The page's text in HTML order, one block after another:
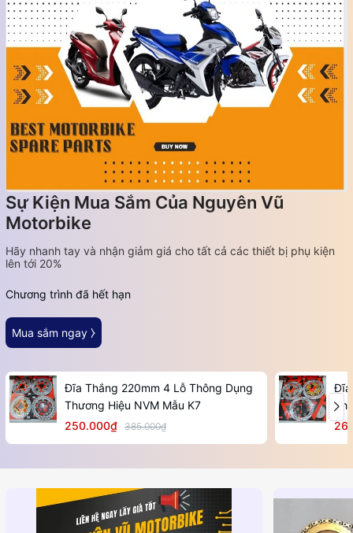
Sự Kiện Mua Sắm Của Nguyên Vũ
Motorbike
Hãy nhanh tay và nhận giảm giá cho tất cả các thiết bị phụ kiện
lên tới 20%
Chương trình đã hết hạn
Mua sắm ngay ⧽
Đĩa Thắng 220mm 4 Lỗ Thông Dụng
Thương Hiệu NVM Mẫu K7
250.000₫ 385.000₫
Đĩa